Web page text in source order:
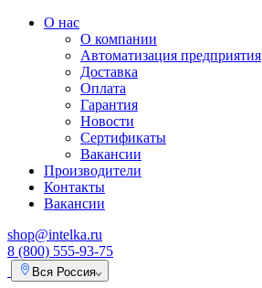
О нас
О компании
Автоматизация предприятия
Доставка
Оплата
Гарантия
Новости
Сертификаты
Вакансии
Производители
Контакты
Вакансии
shop@intelka.ru
8 (800) 555-93-75
Вся Россия